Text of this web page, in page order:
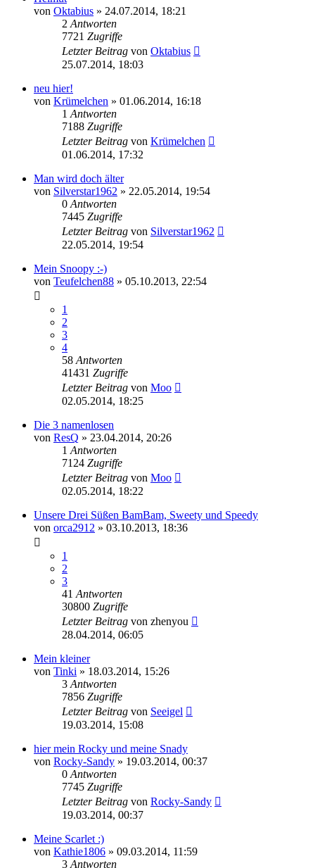
von Oktabius » 24.07.2014, 18:21
2 Antworten
7721 Zugriffe
Letzter Beitrag von Oktabius
25.07.2014, 18:03
neu hier!
von Krümelchen » 01.06.2014, 16:18
1 Antworten
7188 Zugriffe
Letzter Beitrag von Krümelchen
01.06.2014, 17:32
Man wird doch älter
von Silverstar1962 » 22.05.2014, 19:54
0 Antworten
7445 Zugriffe
Letzter Beitrag von Silverstar1962
22.05.2014, 19:54
Mein Snoopy :-)
von Teufelchen88 » 05.10.2013, 22:54
1
2
3
4
58 Antworten
41431 Zugriffe
Letzter Beitrag von Moo
02.05.2014, 18:25
Die 3 namenlosen
von ResQ » 23.04.2014, 20:26
1 Antworten
7124 Zugriffe
Letzter Beitrag von Moo
02.05.2014, 18:22
Unsere Drei Süßen BamBam, Sweety und Speedy
von orca2912 » 03.10.2013, 18:36
1
2
3
41 Antworten
30800 Zugriffe
Letzter Beitrag von zhenyou
28.04.2014, 06:05
Mein kleiner
von Tinki » 18.03.2014, 15:26
3 Antworten
7856 Zugriffe
Letzter Beitrag von Seeigel
19.03.2014, 15:08
hier mein Rocky und meine Snady
von Rocky-Sandy » 19.03.2014, 00:37
0 Antworten
7745 Zugriffe
Letzter Beitrag von Rocky-Sandy
19.03.2014, 00:37
Meine Scarlet :)
von Kathie1806 » 09.03.2014, 11:59
3 Antworten